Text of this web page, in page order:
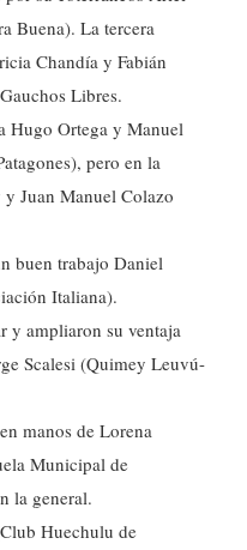
Chandía y Fabián
Libres.
Ortega y Manuel
pero en la
Juan Manuel Colazo
buen trabajo Daniel
Italiana).
ampliaron su ventaja
Scalesi (Quimey Leuvú-
manos de Lorena
Municipal de
la general.
Huechulu de
luego de otra victoria.